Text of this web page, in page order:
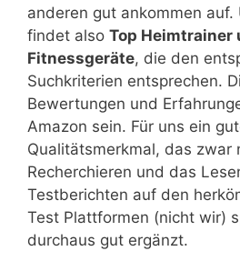
anderen gut ankommen auf.
findet also Top Heimtrainer
Fitnessgeräte, die den
Suchkriterien entsprechen.
Bewertungen und
Amazon sein. Für uns ein
Qualitätsmerkmal, das zwar
Recherchieren und das
Testberichten auf den
Test Plattformen (nicht wir)
durchaus gut ergänzt.